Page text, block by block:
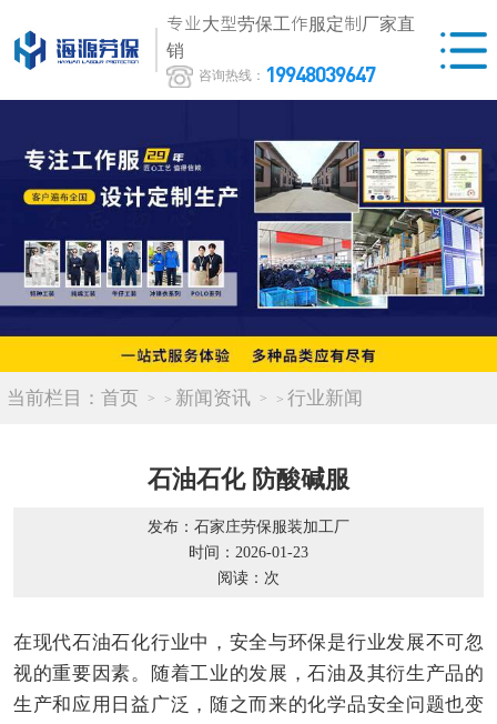
专业大型劳保工作服定制厂家直
销
咨询热线： 19948039647
当前栏目： 首页 > 新闻资讯 > 行业新闻
石油石化 防酸碱服
发布：石家庄劳保服装加工厂
时间：2026-01-23
阅读： 次
在现代石油石化行业中，安全与环保是行业发展不可忽
视的重要因素。随着工业的发展，石油及其衍生产品的
生产和应用日益广泛，随之而来的化学品安全问题也变